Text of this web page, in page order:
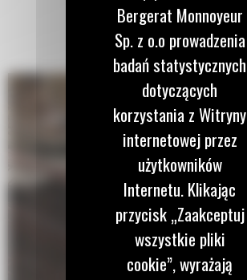
Bergerat Monnoyeur
Sp. z o.o prowadzenia
badań statystycznych
dotyczących
korzystania z Witryny
internetowej przez
użytkowników
Internetu. Klikając
przycisk „Zaakceptuj
wszystkie pliki
cookie”, wyrażają